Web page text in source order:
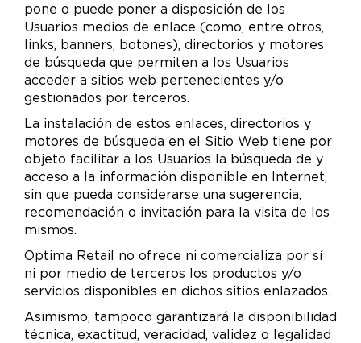
pone o puede poner a disposición de los
Usuarios medios de enlace (como, entre otros,
links, banners, botones), directorios y motores
de búsqueda que permiten a los Usuarios
acceder a sitios web pertenecientes y/o
gestionados por terceros.
La instalación de estos enlaces, directorios y
motores de búsqueda en el Sitio Web tiene por
objeto facilitar a los Usuarios la búsqueda de y
acceso a la información disponible en Internet,
sin que pueda considerarse una sugerencia,
recomendación o invitación para la visita de los
mismos.
Optima Retail no ofrece ni comercializa por sí
ni por medio de terceros los productos y/o
servicios disponibles en dichos sitios enlazados.
Asimismo, tampoco garantizará la disponibilidad
técnica, exactitud, veracidad, validez o legalidad